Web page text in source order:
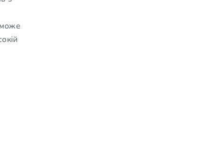
може